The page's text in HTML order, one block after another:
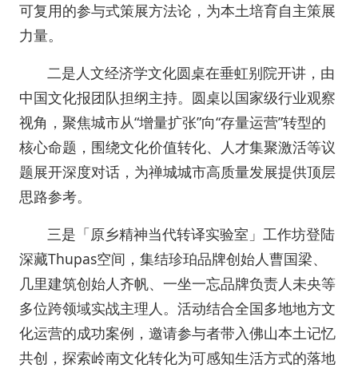
可复用的参与式策展方法论，为本土培育自主策展
力量。
二是人文经济学文化圆桌在垂虹别院开讲，由
中国文化报团队担纲主持。圆桌以国家级行业观察
视角，聚焦城市从“增量扩张”向“存量运营”转型的
核心命题，围绕文化价值转化、人才集聚激活等议
题展开深度对话，为禅城城市高质量发展提供顶层
思路参考。
三是「原乡精神当代转译实验室」工作坊登陆
深藏Thupas空间，集结珍珀品牌创始人曹国梁、
几里建筑创始人齐帆、一坐一忘品牌负责人未央等
多位跨领域实战主理人。活动结合全国多地地方文
化运营的成功案例，邀请参与者带入佛山本土记忆
共创，探索岭南文化转化为可感知生活方式的落地